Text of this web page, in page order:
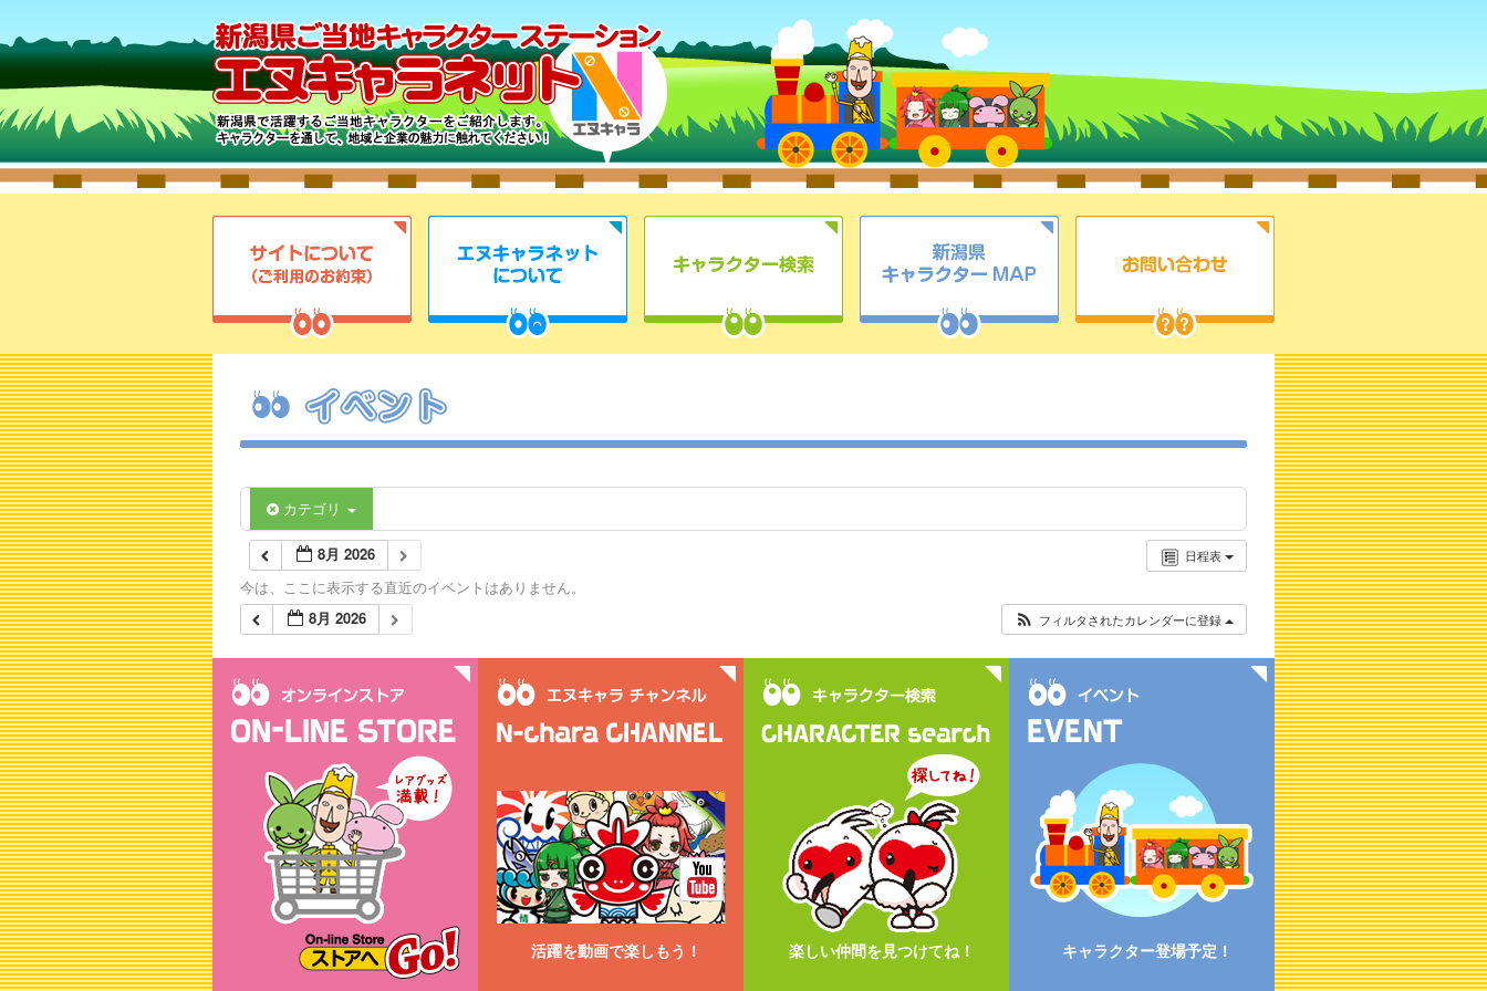
カテゴリ
日程表
8月 2026
今は、ここに表示する直近のイベントはありません。
8月 2026
フィルタされたカレンダーに登録
活躍を動画で楽しもう！ 楽しい仲間を見つけてね！ キャラクター登場予定！